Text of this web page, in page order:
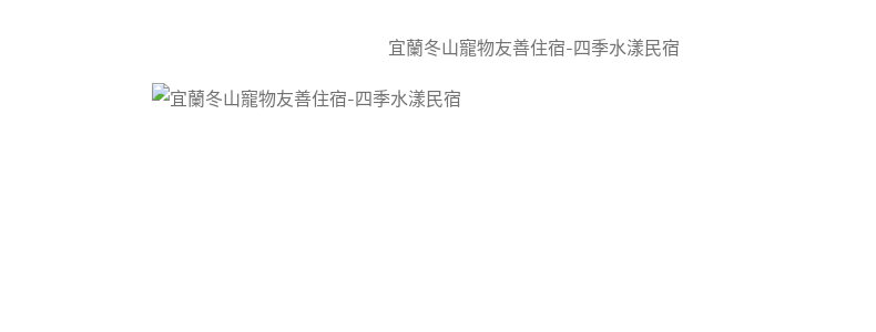
宜蘭冬山寵物友善住宿-四季水漾民宿